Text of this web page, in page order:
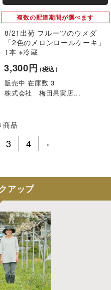
複数の配達期間が選べます
8/21出荷 フルーツのウメダ
「2色のメロンロールケーキ」
1本 ※冷蔵
3,300円（税込）
販売中 在庫数 3
株式会社 梅田果実店...
商品
3 4 ›
アップ